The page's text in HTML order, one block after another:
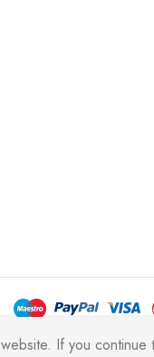
by PressLayoutsAll
If you continue